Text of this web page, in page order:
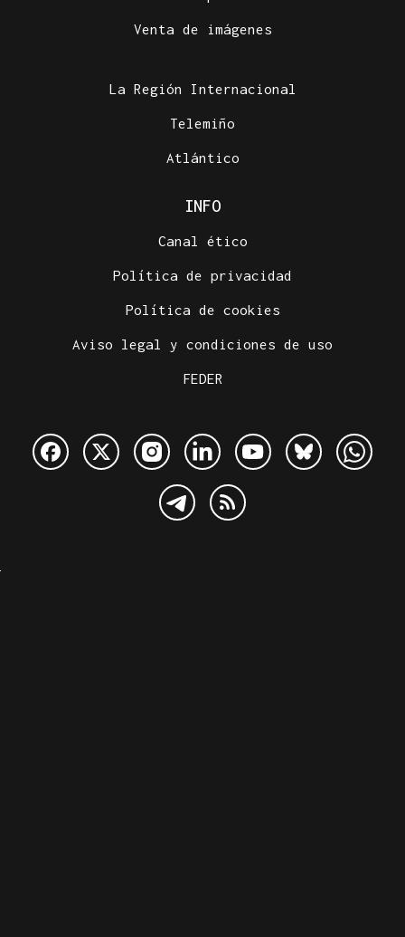
Venta de imágenes
La Región Internacional
Telemiño
Atlántico
INFO
Canal ético
Política de privacidad
Política de cookies
Aviso legal y condiciones de uso
FEDER